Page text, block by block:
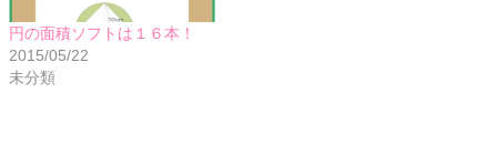
円の面積ソフトは１６本！
2015/05/22
未分類